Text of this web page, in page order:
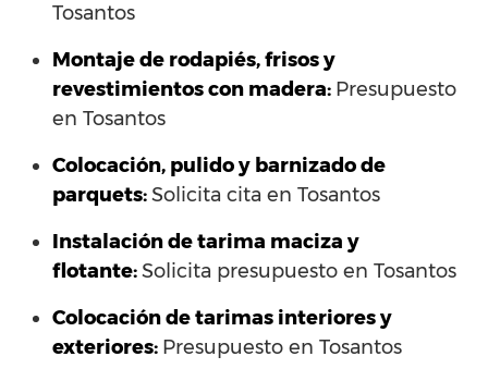
Tosantos
Montaje de rodapiés, frisos y
revestimientos con madera: Presupuesto
en Tosantos
Colocación, pulido y barnizado de
parquets:Solicita cita en Tosantos
Instalación de tarima maciza y
flotante:Solicita presupuesto en Tosantos
Colocación de tarimas interiores y
exteriores: Presupuesto en Tosantos